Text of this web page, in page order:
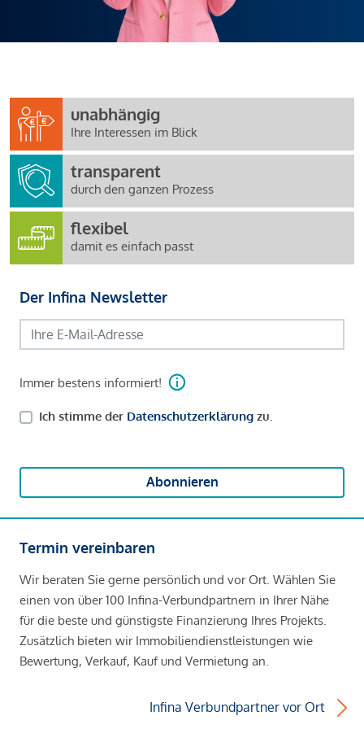
unabhängig
Ihre Interessen im Blick
transparent
durch den ganzen Prozess
flexibel
damit es einfach passt
Der Infina Newsletter
Immer bestens informiert!
Ich stimme der Datenschutzerklärung zu.
Abonnieren
Termin vereinbaren
Wir beraten Sie gerne persönlich und vor Ort. Wählen Sie
einen von über 100 Infina-Verbundpartnern in Ihrer Nähe
für die beste und günstigste Finanzierung Ihres Projekts.
Zusätzlich bieten wir Immobiliendienstleistungen wie
Bewertung, Verkauf, Kauf und Vermietung an.
Infina Verbundpartner vor Ort